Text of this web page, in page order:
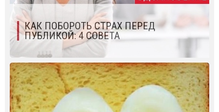
КАК ПОБОРОТЬ СТРАХ ПЕРЕД
ПУБЛИКОЙ: 4 СОВЕТА